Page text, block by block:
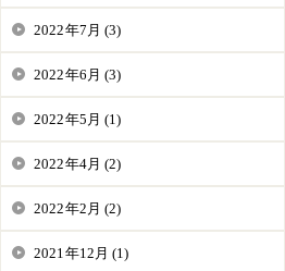
2022年7月 (3)
2022年6月 (3)
2022年5月 (1)
2022年4月 (2)
2022年2月 (2)
2021年12月 (1)